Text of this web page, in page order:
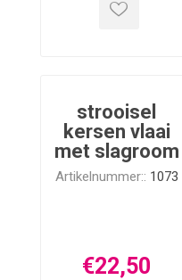
strooisel
kersen vlaai
met slagroom
Artikelnummer:: 1073
€22,50